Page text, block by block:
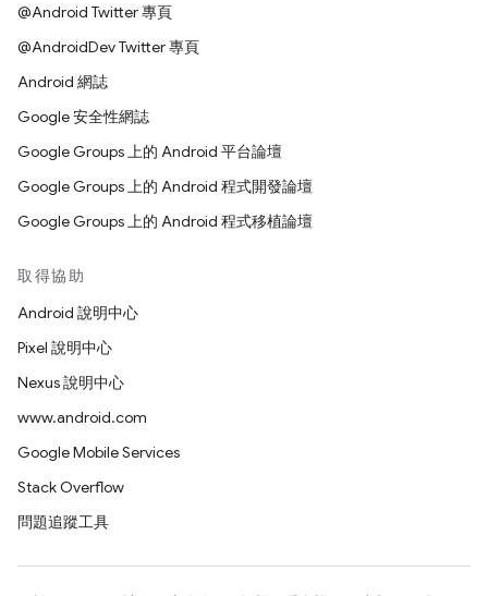
@Android Twitter 專頁
@AndroidDev Twitter 專頁
Android 網誌
Google 安全性網誌
Google Groups 上的 Android 平台論壇
Google Groups 上的 Android 程式開發論壇
Google Groups 上的 Android 程式移植論壇
取得協助
Android 說明中心
Pixel 說明中心
Nexus 說明中心
www.android.com
Google Mobile Services
Stack Overflow
問題追蹤工具